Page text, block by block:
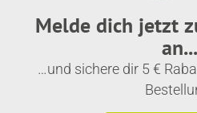
Melde dich jetzt
an...
…und sichere dir 5 €